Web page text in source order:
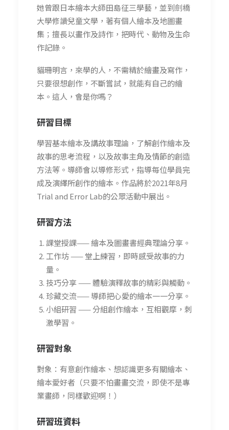
她曾跟日本繪本大師田島征三學藝，並到劍橋
大學修讀兒童文學，著有個人繪本及地圖畫
集；擅長以畫作及詩作，把時代、動物及生命
作記錄。
貓珊明言，來學的人，不需精於繪畫及寫作，
只要很想創作，不斷嘗試，就能有自己的繪
本。這人，會是你嗎？
研習目標
學習基本繪本及講故事理論，了解創作繪本及
故事的思考流程，以及故事主角及情節的創造
方法等。導師會以導修形式，指導每位學員完
成及演繹所創作的繪本。作品將於2021年8月
Trial and Error Lab的公眾活動中展出。
研習方法
課堂授課—— 繪本及圖畫書經典理論分享。
工作坊 —— 堂上練習，即時感受故事的力
量。
技巧分享 —— 體驗演釋故事的精彩與觸動。
珍藏交流—— 導師把心愛的繪本一一分享。
小組研習 —— 分組創作繪本，互相觀摩，刺
激學習。
研習對象
對象：有意創作繪本、想認識更多有關繪本、
繪本愛好者（只要不怕畫畫交流，即使不是專
業畫師，同樣歡迎啊！）
研習班資料